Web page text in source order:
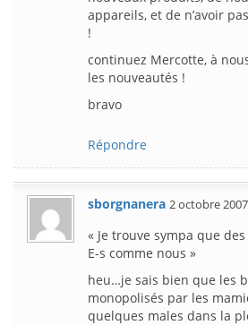
appareils, et de n’avoir
!
continuez Mercotte, à
les nouveautés !
bravo
Répondre
sborgnanera 2 octobre 2007
« Je trouve sympa que
E-s comme nous »
heu…je sais bien que les
monopolisés par les
quelques males dans la